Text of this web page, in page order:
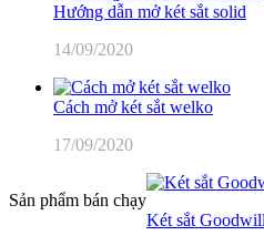
Hướng dẫn mở két sắt solid
14/09/2020
Cách mở két sắt welko
17/09/2020
Sản phẩm bán chạy
Két sắt